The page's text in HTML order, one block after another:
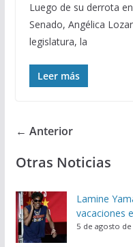
Luego de su derrota
Senado, Angélica
legislatura, la
Leer más
← Anterior
Otras Noticias
Lamine
vacaciones
5 de agosto